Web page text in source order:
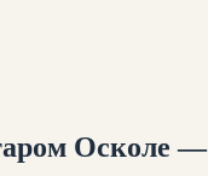
Осколе —